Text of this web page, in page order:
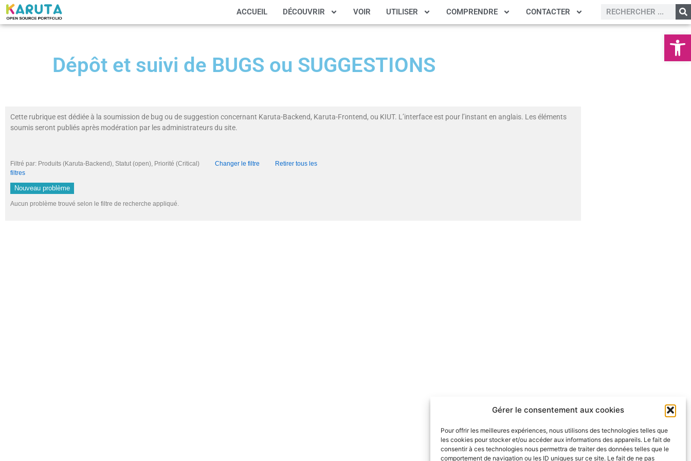
Ouvrir
Gérer le consentement aux cookies
Pour offrir les meilleures expériences, nous utilisons des technologies telles que
les cookies pour stocker et/ou accéder aux informations des appareils. Le fait de
consentir à ces technologies nous permettra de traiter des données telles que le
comportement de navigation ou les ID uniques sur ce site. Le fait de ne pas
ACCUEIL DÉCOUVRIR VOIR UTILISER COMPRENDRE CONTACTER
Dépôt et suivi de BUGS ou SUGGESTIONS
Cette rubrique est dédiée à la soumission de bug ou de suggestion concernant Karuta-Backend, Karuta-Frontend, ou KIUT. L’interface est pour l’instant en anglais. Les éléments
soumis seront publiés après modération par les administrateurs du site.
Filtré par: Produits (Karuta-Backend), Statut (open), Priorité (Critical) Changer le filtre
Retirer tous les
filtres
Nouveau problème
Aucun problème trouvé selon le filtre de recherche appliqué.